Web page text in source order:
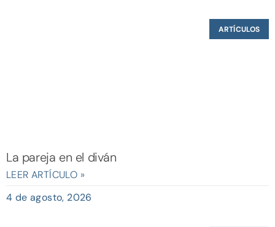
ARTÍCULOS
La pareja en el diván
LEER ARTÍCULO »
4 de agosto, 2026